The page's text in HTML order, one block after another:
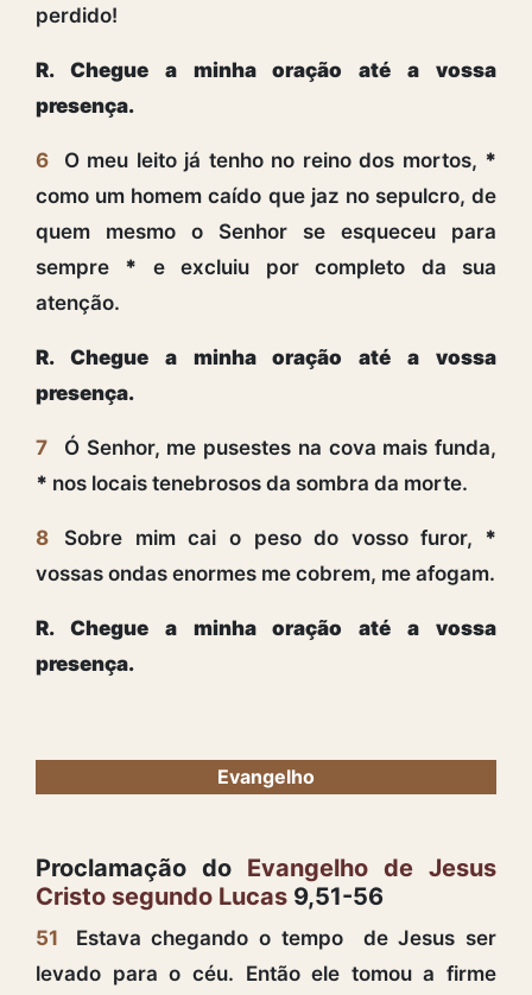
perdido!
R. Chegue a minha oração até a vossa
presença.
6 O meu leito já tenho no reino dos mortos, *
como um homem caído que jaz no sepulcro, de
quem mesmo o Senhor se esqueceu para
sempre * e excluiu por completo da sua
atenção.
R. Chegue a minha oração até a vossa
presença.
7
Ó Senhor, me pusestes na cova mais funda,
* nos locais tenebrosos da sombra da morte.
8 Sobre mim cai o peso do vosso furor, *
vossas ondas enormes me cobrem, me afogam.
R. Chegue a minha oração até a vossa
presença.
Evangelho
Proclamação do Evangelho de Jesus
Cristo segundo Lucas 9,51-56
51
Estava chegando o tempo de Jesus ser
levado para o céu. Então ele tomou a firme